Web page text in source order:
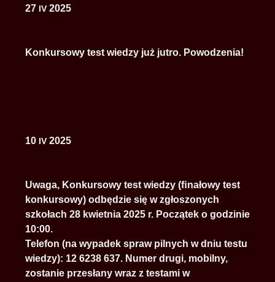
27 IV 2025
Konkursowy test wiedzy już jutro. Powodzenia!
10 IV 2025
Uwaga, Konkursowy test wiedzy (ﬁnałowy test
konkursowy) odbędzie się w zgłoszonych
szkołach 28 kwietnia 2025 r. Początek o godzinie
10:00.
Telefon (na wypadek spraw pilnych w dniu testu
wiedzy): 12 6238 637. Numer drugi, mobilny,
zostanie przesłany wraz z testami w